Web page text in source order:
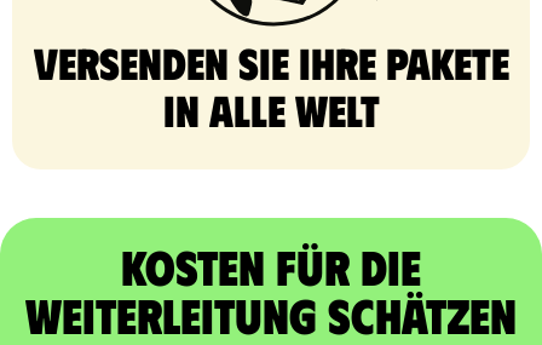
Versenden Sie Ihre Pakete
in alle Welt
Kosten für die
Weiterleitung schätzen